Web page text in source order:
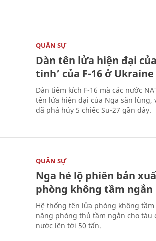
QUÂN SỰ
Dàn tên lửa hiện đại
tinh’ của F-16 ở Ukraine
Dàn tiêm kích F-16 mà các nước
tên lửa hiện đại của Nga săn
đã phá hủy 5 chiếc Su-27 gần đây.
QUÂN SỰ
Nga hé lộ phiên bản
phòng không tầm ngắn
Hệ thống tên lửa phòng không
năng phòng thủ tầm ngắn cho
nước lên tới 50 tấn.